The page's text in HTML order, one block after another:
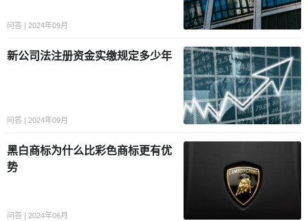
问答 | 2024年09月
新公司法注册资金实缴规定多少年
问答 | 2024年09月
黑白商标为什么比彩色商标更有优
势
问答 | 2024年06月